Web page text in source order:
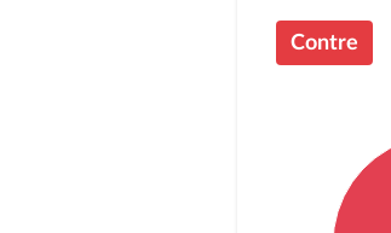
Contre